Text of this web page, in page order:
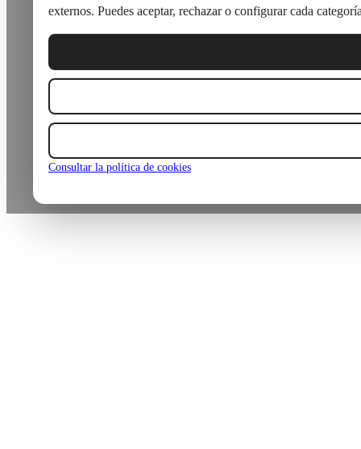
externos. Puedes aceptar, rechazar o configurar cada
Consultar la política de cookies